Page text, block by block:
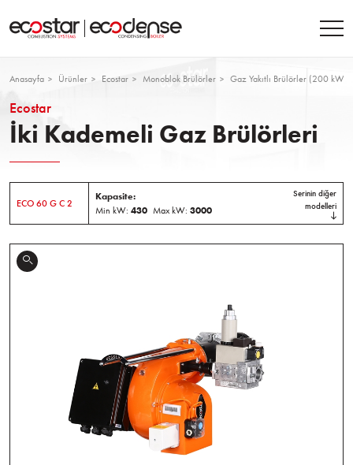
Anasayfa Ürünler Ecostar Monoblok Brülörler Gaz Yakıtlı Brülörler (200 kW
Ecostar
İki Kademeli Gaz Brülörleri
ECO 60 G C 2
Kapasite:
Min kW: 430 Max kW: 3000
Serinin diğer
modelleri